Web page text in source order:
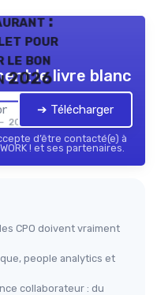
:
pour
le bon
2026
2026
le livre blanc
➔ Télécharger
d’être contacté(e) à
! et ses partenaires.
CPO doivent vraiment
people analytics et
collaborateur : du